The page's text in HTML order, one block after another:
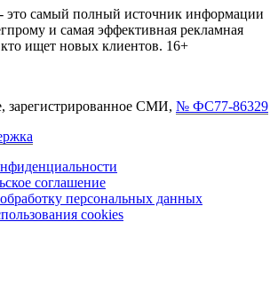
самый полный источник информации
и самая эффективная рекламная
ищет новых клиентов. 16+
зарегистрированное СМИ, № ФС77-86329
соглашение
персональных данных
cookies